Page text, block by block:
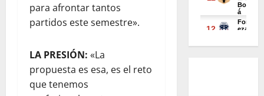
para afrontar tantos
partidos este semestre».
LA PRESIÓN: «La
propuesta es esa, es el reto
que tenemos